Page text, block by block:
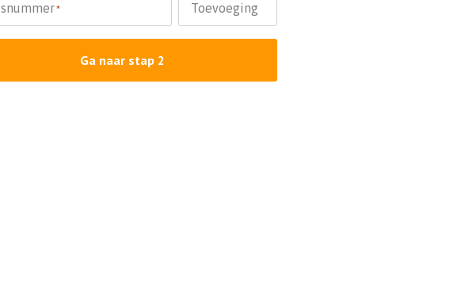
* Toevoeging
Ga naar stap 2